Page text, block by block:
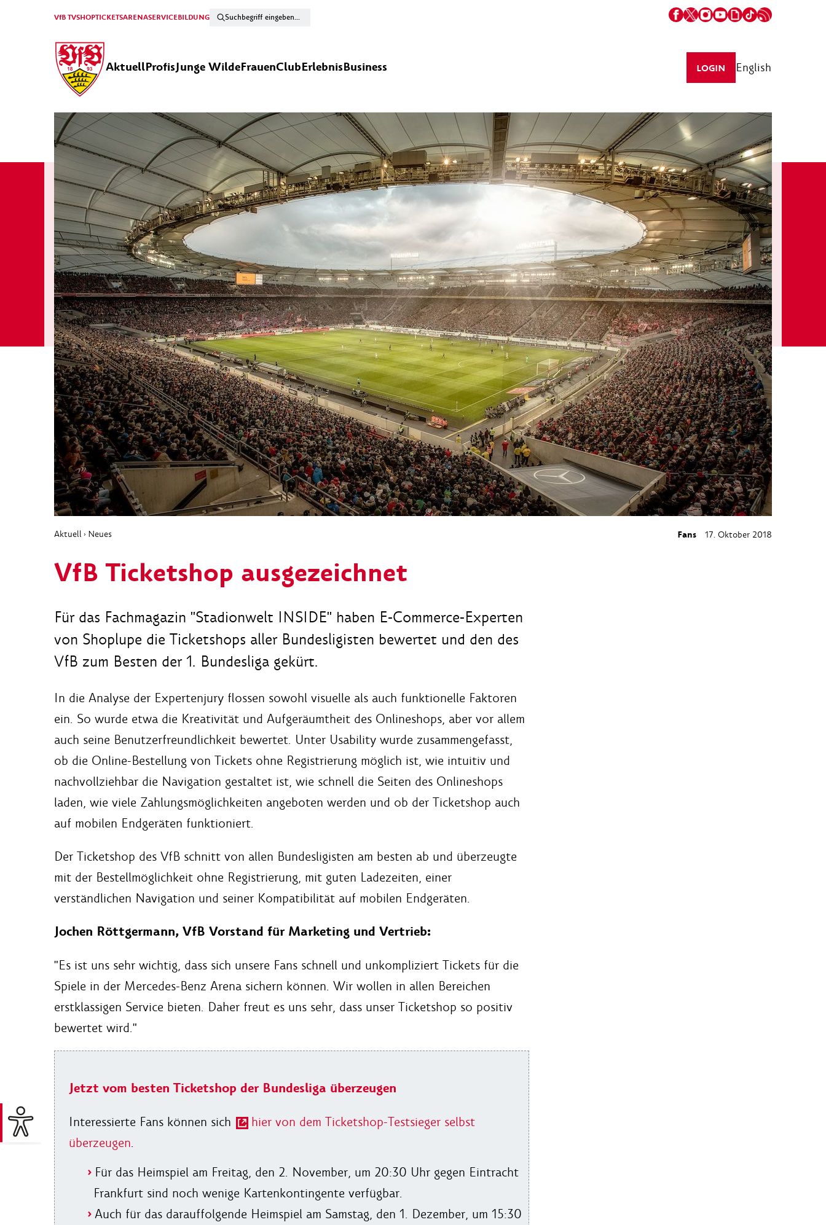
VfB TVSHOPTICKETSARENASERVICEBILDUNG
AktuellProfisJunge WildeFrauenClubErlebnisBusiness LOGIN English
Aktuell › Neues Fans 17. Oktober 2018
VfB Ticketshop ausgezeichnet
Für das Fachmagazin "Stadionwelt INSIDE" haben E-Commerce-Experten
von Shoplupe die Ticketshops aller Bundesligisten bewertet und den des
VfB zum Besten der 1. Bundesliga gekürt.
In die Analyse der Expertenjury flossen sowohl visuelle als auch funktionelle Faktoren
ein. So wurde etwa die Kreativität und Aufgeräumtheit des Onlineshops, aber vor allem
auch seine Benutzerfreundlichkeit bewertet. Unter Usability wurde zusammengefasst,
ob die Online-Bestellung von Tickets ohne Registrierung möglich ist, wie intuitiv und
nachvollziehbar die Navigation gestaltet ist, wie schnell die Seiten des Onlineshops
laden, wie viele Zahlungsmöglichkeiten angeboten werden und ob der Ticketshop auch
auf mobilen Endgeräten funktioniert.
Der Ticketshop des VfB schnitt von allen Bundesligisten am besten ab und überzeugte
mit der Bestellmöglichkeit ohne Registrierung, mit guten Ladezeiten, einer
verständlichen Navigation und seiner Kompatibilität auf mobilen Endgeräten.
Jochen Röttgermann, VfB Vorstand für Marketing und Vertrieb:
"Es ist uns sehr wichtig, dass sich unsere Fans schnell und unkompliziert Tickets für die
Spiele in der Mercedes-Benz Arena sichern können. Wir wollen in allen Bereichen
erstklassigen Service bieten. Daher freut es uns sehr, dass unser Ticketshop so positiv
bewertet wird."
Jetzt vom besten Ticketshop der Bundesliga überzeugen
Interessierte Fans können sich
hier von dem Ticketshop-Testsieger selbst
überzeugen.
Für das Heimspiel am Freitag, den 2. November, um 20:30 Uhr gegen Eintracht
Frankfurt sind noch wenige Kartenkontingente verfügbar.
Auch für das darauffolgende Heimspiel am Samstag, den 1. Dezember, um 15:30